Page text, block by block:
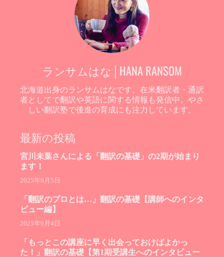
ランサムはな│HANA RANSOM
北海道出身のランサムはなです。在米翻訳者・通訳
者としてで翻訳や英語に関する情報も発信中。やさ
しい翻訳塾で後進の育成にも注力しています。
最新の投稿
宮川未葉さんによる「翻訳の基礎」の2期が始まり
ます！
2025年9月5日
「翻訳のプロとは…」翻訳の基礎【講師へのインタ
ビュー編】
2025年9月4日
「もっとこの講座に早く出会っておけばよかっ
た！」翻訳の基礎【第1期受講生へのインタビュー